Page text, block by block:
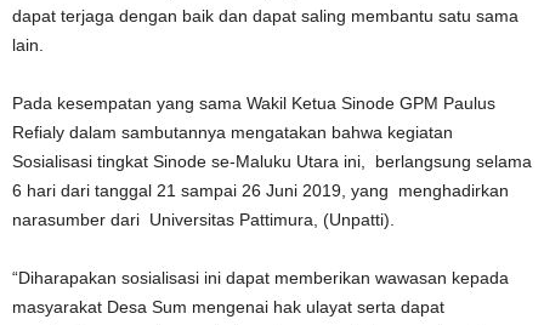
dapat terjaga dengan baik dan dapat saling membantu satu sama
lain.
Pada kesempatan yang sama Wakil Ketua Sinode GPM Paulus
Refialy dalam sambutannya mengatakan bahwa kegiatan
Sosialisasi tingkat Sinode se-Maluku Utara ini, berlangsung selama
6 hari dari tanggal 21 sampai 26 Juni 2019, yang menghadirkan
narasumber dari Universitas Pattimura, (Unpatti).
“Diharapakan sosialisasi ini dapat memberikan wawasan kepada
masyarakat Desa Sum mengenai hak ulayat serta dapat